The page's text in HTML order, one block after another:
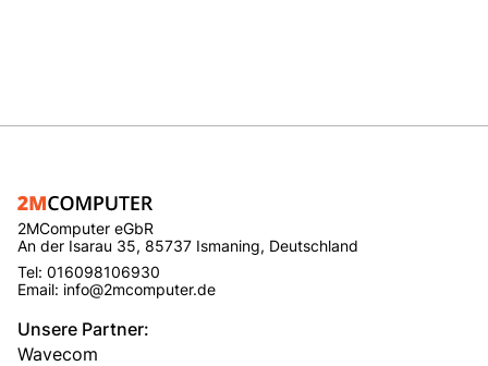
2MComputer eGbR
An der Isarau 35, 85737 Ismaning, Deutschland
Tel: 016098106930
Email: info@2mcomputer.de
Unsere Partner:
Wavecom